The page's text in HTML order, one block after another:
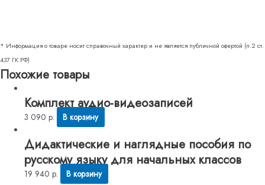
* Информация о товаре носит справочный характер и не является публичной офертой (п.2 ст.
437 ГК РФ)
Похожие товары
Комплект аудио-видеозаписей
3 090р. В корзину
Дидактические и наглядные пособия по
русскому языку для начальных классов
19 940р. В корзину